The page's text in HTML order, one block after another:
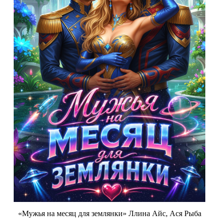
«Мужья на месяц для землянки» Ллина Айс, Ася Рыба